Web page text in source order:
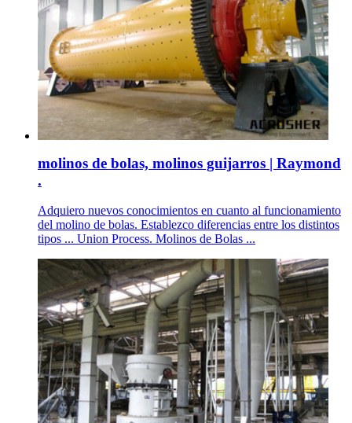
molinos de bolas, molinos guijarros | Raymond
.
Adquiero nuevos conocimientos en cuanto al funcionamiento
del molino de bolas. Establezco diferencias entre los distintos
tipos ... Union Process. Molinos de Bolas ...